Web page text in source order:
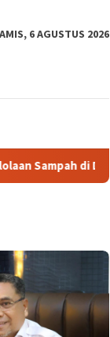
6 AGUSTUS 2026
Dua SPPG